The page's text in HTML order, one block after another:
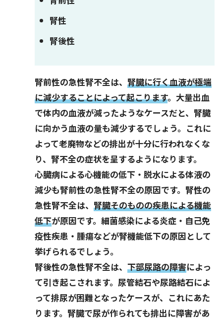
腎性
腎後性
腎前性の急性腎不全は、 腎臓に行く血液が極端
に減少することによって起こります。大量出血
で体内の血液が減ったようなケースだと、腎臓
に向かう血液の量も減少するでしょう。これに
よって老廃物などの排出が十分に行われなくな
り、腎不全の症状を呈するようになります。
心臓病による心機能の低下・脱水による体液の
減少も腎前性の急性腎不全の原因です。腎性の
急性腎不全は、 腎臓そのものの疾患による機能
低下が原因です。細菌感染による炎症・自己免
疫性疾患・腫瘍などが腎機能低下の原因として
挙げられるでしょう。
腎後性の急性腎不全は、 下部尿路の障害によっ
て引き起こされます。尿管結石や尿路結石によ
って排尿が困難となったケースが、これにあた
ります。腎臓で尿が作られても排出に障害があ